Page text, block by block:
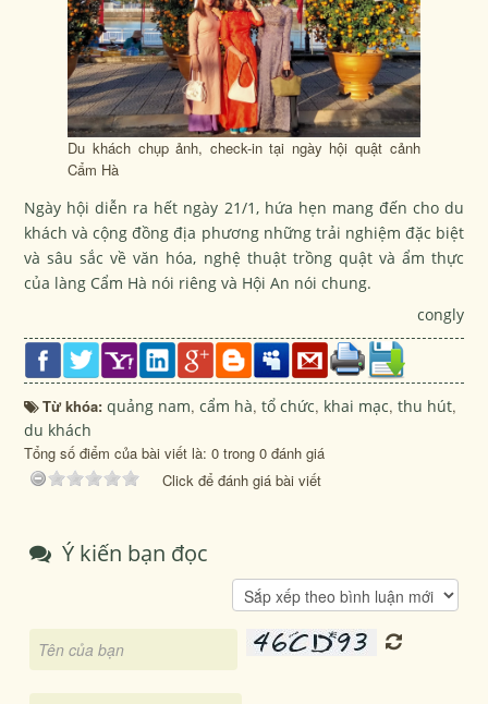
Du khách chụp ảnh, check-in tại ngày hội quật cảnh
Cẩm Hà
Ngày hội diễn ra hết ngày 21/1, hứa hẹn mang đến cho du
khách và cộng đồng địa phương những trải nghiệm đặc biệt
và sâu sắc về văn hóa, nghệ thuật trồng quật và ẩm thực
của làng Cẩm Hà nói riêng và Hội An nói chung.
congly
Từ khóa:quảng nam,cẩm hà,tổ chức, khai mạc,thu hút,
du khách
Tổng số điểm của bài viết là: 0 trong 0 đánh giá
Click để đánh giá bài viết
Ý kiến bạn đọc